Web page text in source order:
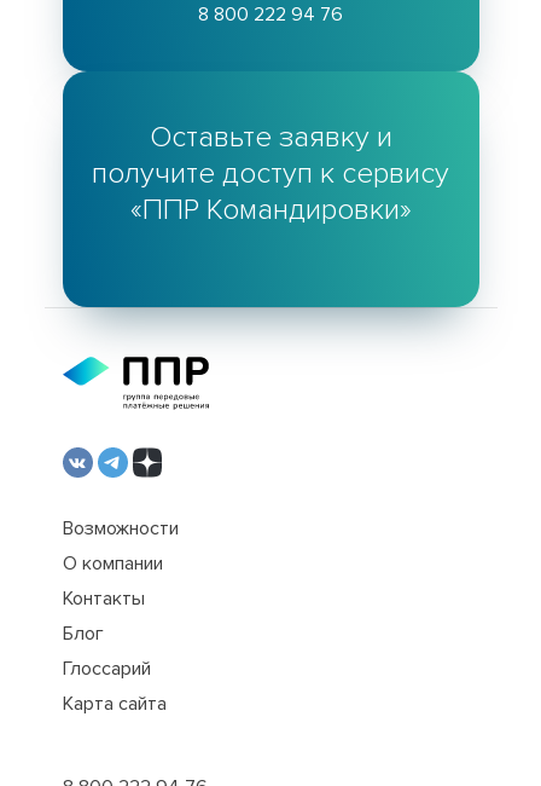
8 800 222 94 76
Оставьте заявку и
получите доступ к сервису
«ППР Командировки»
Возможности
О компании
Контакты
Блог
Глоссарий
Карта сайта